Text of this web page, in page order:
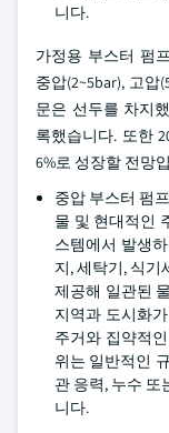
니다.
가정용 부스터 펌
중압(2~5bar), 고압
문은 선두를 차지
록했습니다. 또한
6%로 성장할 전망
중압 부스터 펌
물 및 현대적인
스템에서 발생
지, 세탁기, 식기
제공해 일관된
지역과 도시화
주거와 집약적
위는 일반적인
관 응력, 누수
니다.